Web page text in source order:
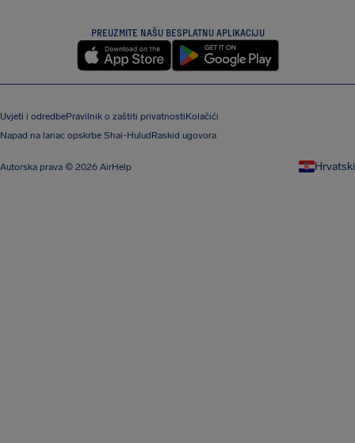
PREUZMITE NAŠU BESPLATNU APLIKACIJU
Uvjeti i odredbePravilnik o zaštiti privatnostiKolačići
Napad na lanac opskrbe Shai-HuludRaskid ugovora
Autorska prava © 2026 AirHelp Hrvatski